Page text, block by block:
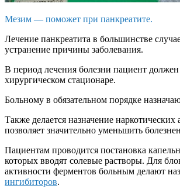
Мезим — поможет при панкреатите.
Лечение панкреатита в большинстве
устранение причины заболевания.
В период лечения болезни пациент должен
хирургическом стационаре.
Больному в обязательном порядке
Также делается назначение наркотических
позволяет значительно уменьшить
Пациентам проводится постановка
которых вводят солевые растворы. Для
активности ферментов больным делают
ингибиторов.